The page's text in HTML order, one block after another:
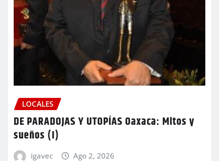
LOCALES
DE PARADOJAS Y UTOPÍAS Oaxaca: Mitos y
sueños (I)
igavec Ago 2, 2026